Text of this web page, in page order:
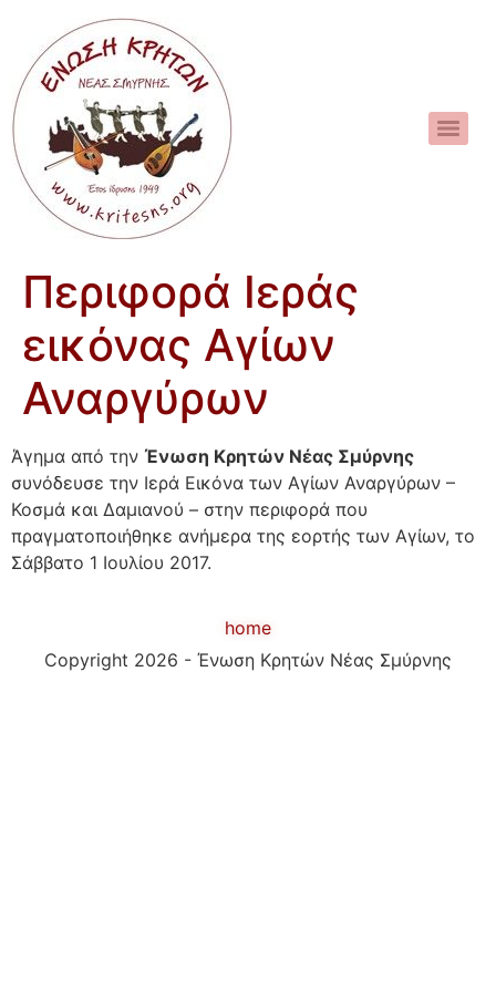
Περιφορά Ιεράς
εικόνας Αγίων
Αναργύρων
Άγημα από την Ένωση Κρητών Νέας Σμύρνης
συνόδευσε την Ιερά Εικόνα των Αγίων Αναργύρων –
Κοσμά και Δαμιανού – στην περιφορά που
πραγματοποιήθηκε ανήμερα της εορτής των Αγίων, το
Σάββατο 1 Ιουλίου 2017.
home
Copyright 2026 - Ένωση Κρητών Νέας Σμύρνης